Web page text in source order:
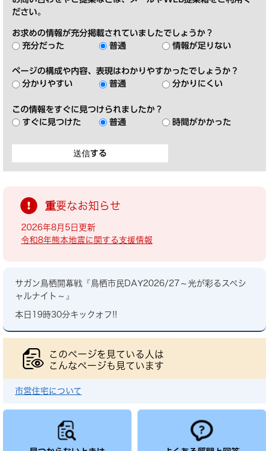
ださい。
お求めの情報が充分掲載されていましたでしょうか？
充分だった
普通 情報が足りない
ページの構成や内容、表現はわかりやすかったでしょうか？
分かりやすい
普通 分かりにくい
この情報をすぐに見つけられましたか？
すぐに見つけた
普通 時間がかかった
重要なお知らせ
2026年8月5日更新
令和8年熊本地震に関する支援情報
サガン鳥栖開幕戦『鳥栖市民DAY2026/27～光が彩るスペシ
ャルナイト～』
本日19時30分キックオフ!!
このページを見ている人は
こんなページも見ています
市営住宅について